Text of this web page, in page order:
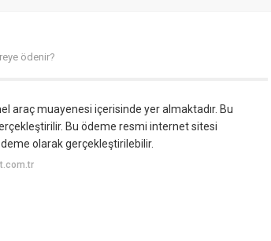
ödenir?
araç muayenesi içerisinde yer almaktadır. Bu
Bu ödeme resmi internet sitesi
olarak gerçekleştirilebilir.